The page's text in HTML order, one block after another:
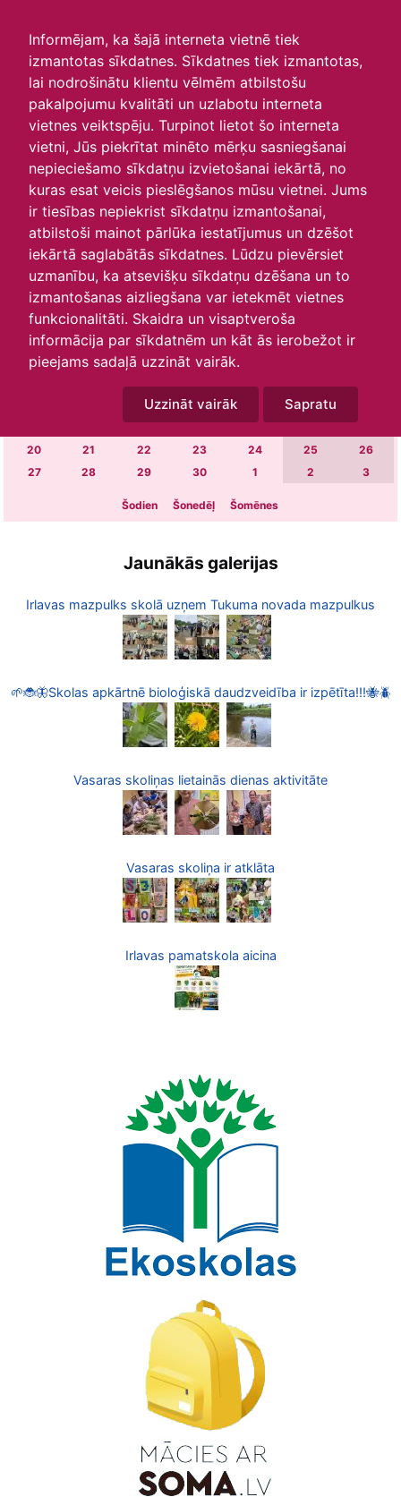
Informējam, ka šajā interneta vietnē tiek
izmantotas sīkdatnes. Sīkdatnes tiek izmantotas,
lai nodrošinātu klientu vēlmēm atbilstošu
pakalpojumu kvalitāti un uzlabotu interneta
vietnes veiktspēju. Turpinot lietot šo interneta
vietni, Jūs piekrītat minēto mērķu sasniegšanai
nepieciešamo sīkdatņu izvietošanai iekārtā, no
kuras esat veicis pieslēgšanos mūsu vietnei. Jums
ir tiesības nepiekrist sīkdatņu izmantošanai,
atbilstoši mainot pārlūka iestatījumus un dzēšot
iekārtā saglabātās sīkdatnes. Lūdzu pievērsiet
uzmanību, ka atsevišķu sīkdatņu dzēšana un to
izmantošanas aizliegšana var ietekmēt vietnes
funkcionalitāti. Skaidra un visaptveroša
informācija par sīkdatnēm un kāt ās ierobežot ir
pieejams sadaļā uzzināt vairāk.
Uzzināt vairāk Sapratu
Skats :
Aktuālie
Šodien Šonedēļ
Šomēnes
Arhīvs
O T S
8 9 11
15 16 17 18
20
21 22 23 24 25
26
27
28 29 30 1 2 3
Šodien Šonedēļ Šomēnes
Jaunākās galerijas
Irlavas mazpulks skolā uzņem Tukuma novada mazpulkus
🌱🐞🦋Skolas apkārtnē bioloģiskā daudzveidība ir izpētīta!!!🐝🪲
Vasaras skoliņas lietainās dienas aktivitāte
Vasaras skoliņa ir atklāta
Irlavas pamatskola aicina